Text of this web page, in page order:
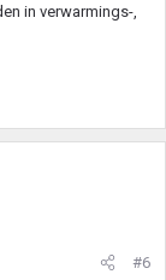
in verwarmings-,
#6